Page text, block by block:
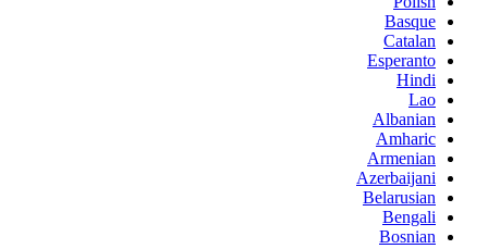
Basque
Catalan
Esperanto
Hindi
Lao
Albanian
Amharic
Armenian
Azerbaijani
Belarusian
Bengali
Bosnian